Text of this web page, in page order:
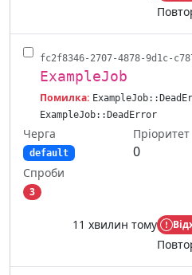
fc2f8346-2707-4878-9d1c-
ExampleJob
Помилка:
ExampleJob::DeadError
Черга
default
Пріоритет
0
Спроби
3
11 хвилин тому